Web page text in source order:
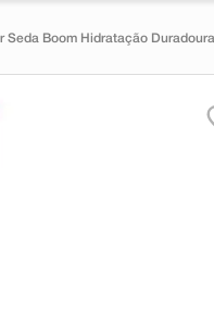
Seda Boom Hidratação